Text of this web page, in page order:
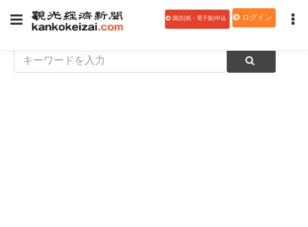
購読(紙・電子版)申込 ログイン